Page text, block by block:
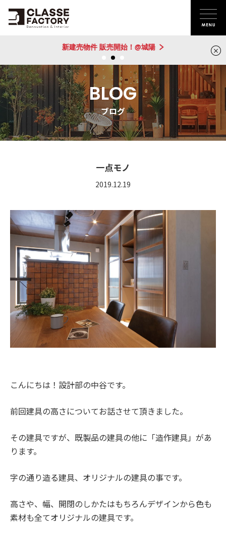
新建売物件 販売開始！@城陽
BLOG
ブログ
一点モノ
2019.12.19
こんにちは！設計部の中谷です。
前回建具の高さについてお話させて頂きました。
その建具ですが、既製品の建具の他に「造作建具」があ
ります。
字の通り造る建具、オリジナルの建具の事です。
高さや、幅、開閉のしかたはもちろんデザインから色も
素材も全てオリジナルの建具です。